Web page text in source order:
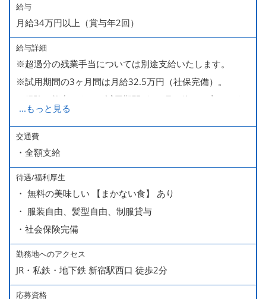
給与
月給34万円以上（賞与年2回）
給与詳細
※超過分の残業手当については別途支給いたします。
※試用期間の3ヶ月間は月給32.5万円（社保完備）。
経験・能力により、試用期間が1ヶ月で終わる方もいま
す。
※上記月給には、一律支給のみなし残業手当（月65時間
分・10万円）を含んでいます。
■ 昇給（随時）
■ 賞与 年２回（夏・秋）約１ヶ月分
■ インセンティブ制度（月額約4万円～20万円）
＊店長・料理長候補・統括店長・統括料理長候補の場合
＜給与モデル＞
450万円／社員（20代・入社1年目・入籍予定のパートナ
...もっと見る
交通費
・全額支給
待遇/福利厚生
・ 無料の美味しい 【まかない食】 あり
・ 服装自由、髪型自由、制服貸与
・社会保険完備
勤務地へのアクセス
JR・私鉄・地下鉄 新宿駅西口 徒歩2分
応募資格